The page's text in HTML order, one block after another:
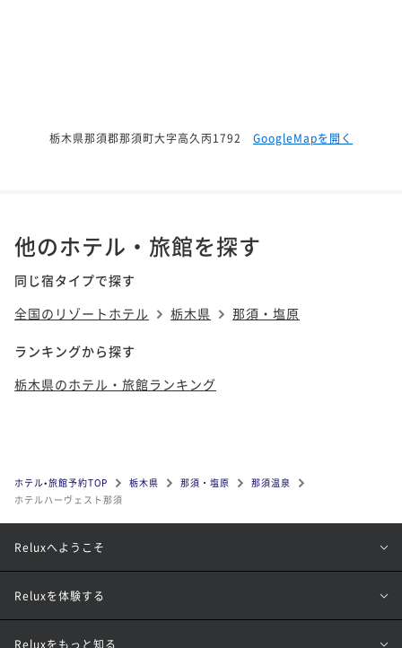
栃木県那須郡那須町大字高久丙1792 GoogleMapを開く
他のホテル・旅館を探す
同じ宿タイプで探す
全国のリゾートホテル
栃木県 那須・塩原
ランキングから探す
栃木県のホテル・旅館ランキング
ホテル•旅館予約TOP 栃木県 那須・塩原
那須温泉
ホテルハーヴェスト那須
Reluxへようこそ
Reluxを体験する
Reluxをもっと知る